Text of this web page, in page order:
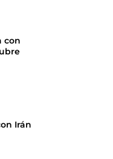
con
Irán